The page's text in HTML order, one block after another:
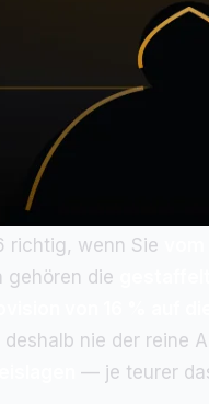
richtig, wenn Sie
gehören die
nie der reine
— je teurer